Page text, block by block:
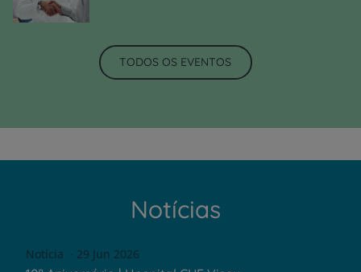
TODOS OS EVENTOS
Notícias
Notícia 29 Jun 2026